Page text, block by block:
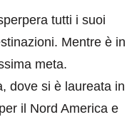
tutti i suoi
Mentre è in
meta.
dove si è laureata in
il Nord America e